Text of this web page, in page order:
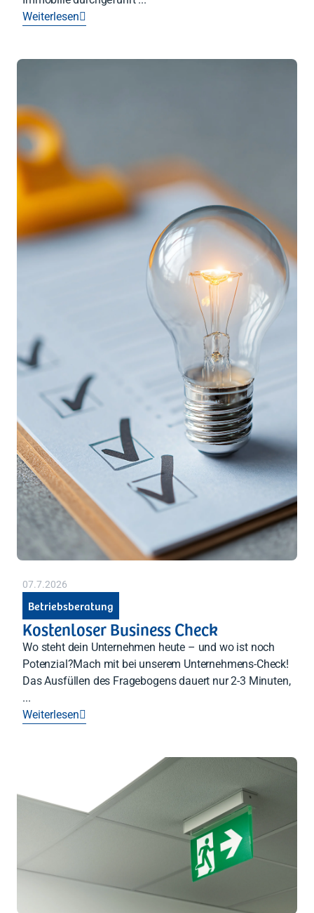
Weiterlesen
07.7.2026
Betriebsberatung
Kostenloser Business Check
Wo steht dein Unternehmen heute – und wo ist noch
Potenzial?Mach mit bei unserem Unternehmens-Check!
Das Ausfüllen des Fragebogens dauert nur 2-3 Minuten,
...
Weiterlesen